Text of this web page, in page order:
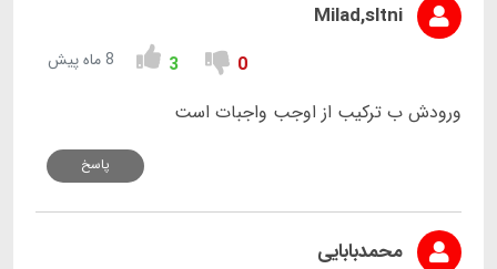
Milad,sltni
0
3 8 ماه پیش
ورودش ب ترکیب از اوجب واجبات است
پاسخ
محمدبابایی